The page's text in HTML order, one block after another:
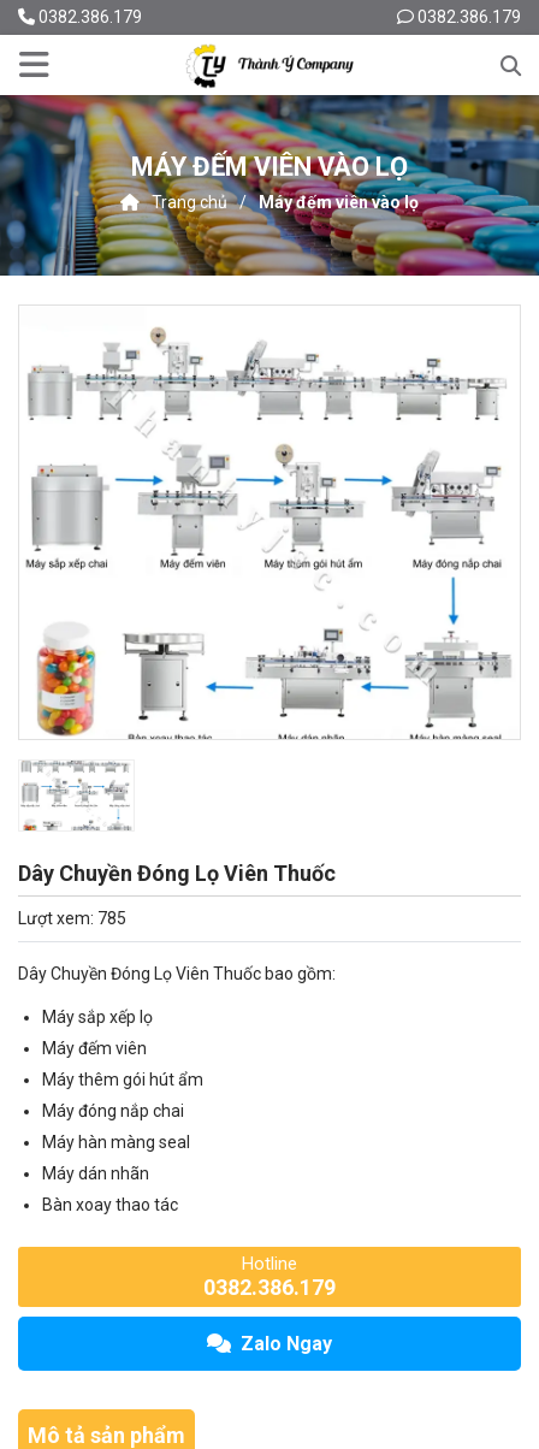
0382.386.179 0382.386.179
MÁY ĐẾM VIÊN VÀO LỌ
Trang chủ Máy đếm viên vào lọ
Dây Chuyền Đóng Lọ Viên Thuốc
Lượt xem: 785
Dây Chuyền Đóng Lọ Viên Thuốc bao gồm:
Máy sắp xếp lọ
Máy đếm viên
Máy thêm gói hút ẩm
Máy đóng nắp chai
Máy hàn màng seal
Máy dán nhãn
Bàn xoay thao tác
Hotline
0382.386.179
Zalo Ngay
Mô tả sản phẩm